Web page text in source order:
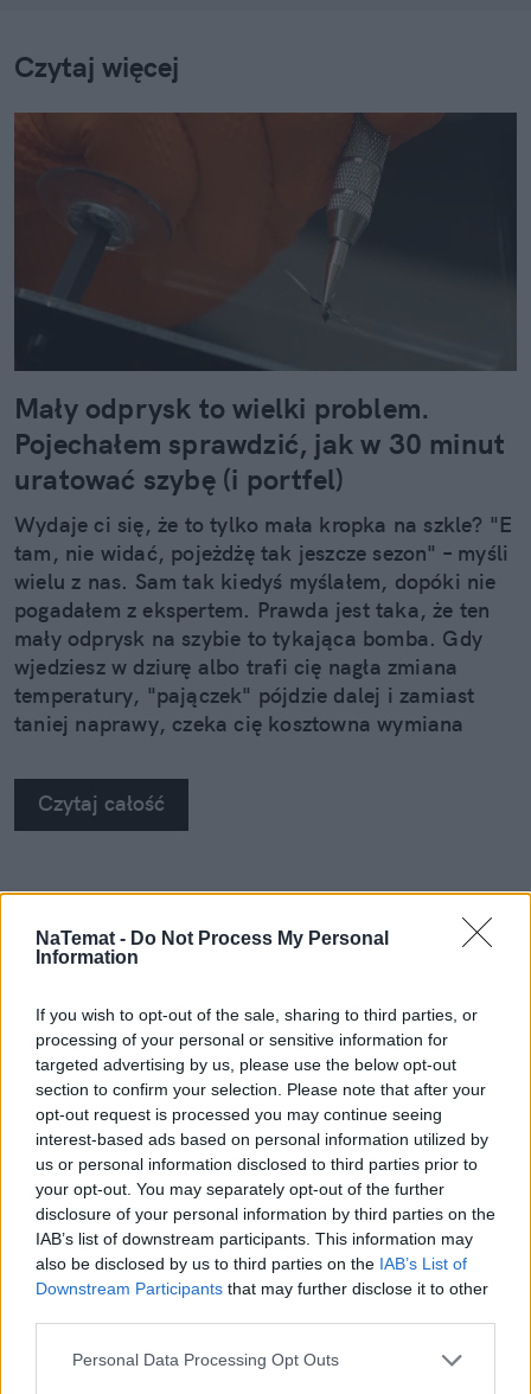
NaTemat - Do Not Process My Personal
Information
If you wish to opt-out of the sale, sharing to third parties, or
processing of your personal or sensitive information for
targeted advertising by us, please use the below opt-out
section to confirm your selection. Please note that after your
opt-out request is processed you may continue seeing
interest-based ads based on personal information utilized by
us or personal information disclosed to third parties prior to
your opt-out. You may separately opt-out of the further
disclosure of your personal information by third parties on the
IAB’s list of downstream participants. This information may
also be disclosed by us to third parties on the IAB’s List of
Downstream Participants that may further disclose it to other
Personal Data Processing Opt Outs
Czytaj więcej
Mały odprysk to wielki problem.
Pojechałem sprawdzić, jak w 30 minut
uratować szybę (i portfel)
Wydaje ci się, że to tylko mała kropka na szkle? "E
tam, nie widać, pojeżdżę tak jeszcze sezon" – myśli
wielu z nas. Sam tak kiedyś myślałem, dopóki nie
pogadałem z ekspertem. Prawda jest taka, że ten
mały odprysk na szybie to tykająca bomba. Gdy
wjedziesz w dziurę albo trafi cię nagła zmiana
temperatury, "pajączek" pójdzie dalej i zamiast
taniej naprawy, czeka cię kosztowna wymiana
na własne oczy zobaczyć, jak profesjonaliści radzą
sobie z takimi uszkodzeniami.
Czytaj całość